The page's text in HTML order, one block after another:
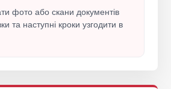
фото або скани документів
та наступні кроки узгодити в